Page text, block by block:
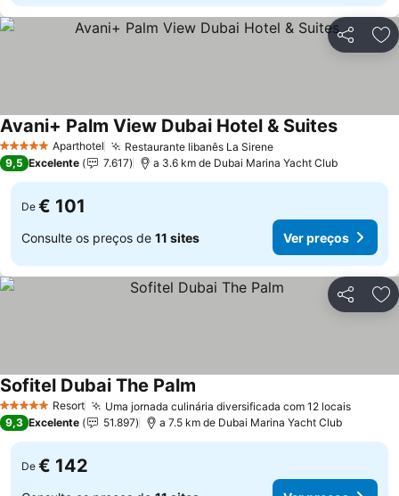
Partilhar
5 Estrelas Aparthotel Restaurante libanês La Sirene
Avani+ Palm View Dubai Hotel & Suites
9,5 Excelente 7.617 a 3.6 km de Dubai Marina Yacht Club
De € 101
Consulte os preços de 11 sites Ver preços
Partilhar
5 Estrelas Resort Uma jornada culinária diversificada com 12 locais
Sofitel Dubai The Palm
9,3 Excelente 51.897 a 7.5 km de Dubai Marina Yacht Club
De € 142